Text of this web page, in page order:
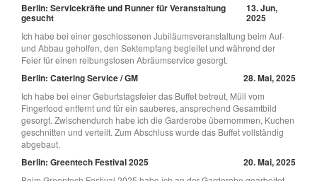
Berlin: Servicekräfte und Runner für Veranstaltung
gesucht
13. Jun,
2025
Ich habe bei einer geschlossenen Jubiläumsveranstaltung beim Auf-
und Abbau geholfen, den Sektempfang begleitet und während der
Feier für einen reibungslosen Abräumservice gesorgt.
Berlin: Catering Service / GM 28. Mai, 2025
Ich habe bei einer Geburtstagsfeier das Buffet betreut, Müll vom
Fingerfood entfernt und für ein sauberes, ansprechend Gesamtbild
gesorgt. Zwischendurch habe ich die Garderobe übernommen, Kuchen
geschnitten und verteilt. Zum Abschluss wurde das Buffet vollständig
abgebaut.
Berlin: Greentech Festival 2025 20. Mai, 2025